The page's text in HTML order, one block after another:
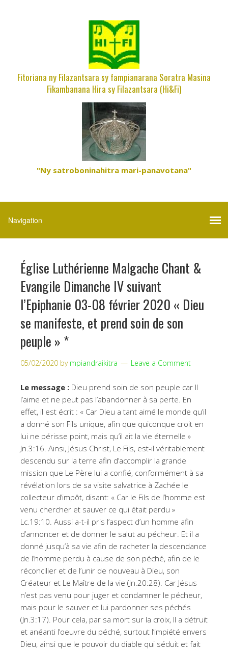
Fitoriana ny Filazantsara sy fampianarana Soratra Masina
Fikambanana Hira sy Filazantsara (Hi&Fi)
"Ny satroboninahitra mari-panavotana"
Église Luthérienne Malgache Chant &
Evangile Dimanche IV suivant
l’Epiphanie 03-08 février 2020 « Dieu
se manifeste, et prend soin de son
peuple » *
05/02/2020 by mpiandraikitra Leave a Comment
Le message : Dieu prend soin de son peuple car Il
l’aime et ne peut pas l’abandonner à sa perte. En
effet, il est écrit : « Car Dieu a tant aimé le monde qu’il
a donné son Fils unique, afin que quiconque croit en
lui ne périsse point, mais qu’il ait la vie éternelle »
Jn.3:16. Ainsi, Jésus Christ, Le Fils, est-il véritablement
descendu sur la terre afin d’accomplir la grande
mission que Le Père lui a confié, conformément à sa
révélation lors de sa visite salvatrice à Zachée le
collecteur d’impôt, disant: « Car le Fils de l’homme est
venu chercher et sauver ce qui était perdu »
Lc.19:10. Aussi a-t-il pris l’aspect d’un homme afin
d’annoncer et de donner le salut au pécheur. Et il a
donné jusqu’à sa vie afin de racheter la descendance
de l’homme perdu à cause de son péché, afin de le
réconcilier et de l’unir de nouveau à Dieu, son
Créateur et Le Maître de la vie (Jn.20:28). Car Jésus
n’est pas venu pour juger et condamner le pécheur,
mais pour le sauver et lui pardonner ses péchés
(Jn.3:17). Pour cela, par sa mort sur la croix, Il a détruit
et anéanti l’oeuvre du péché, surtout l’impiété envers
Dieu, ainsi que le pouvoir du diable qui séduit et fait